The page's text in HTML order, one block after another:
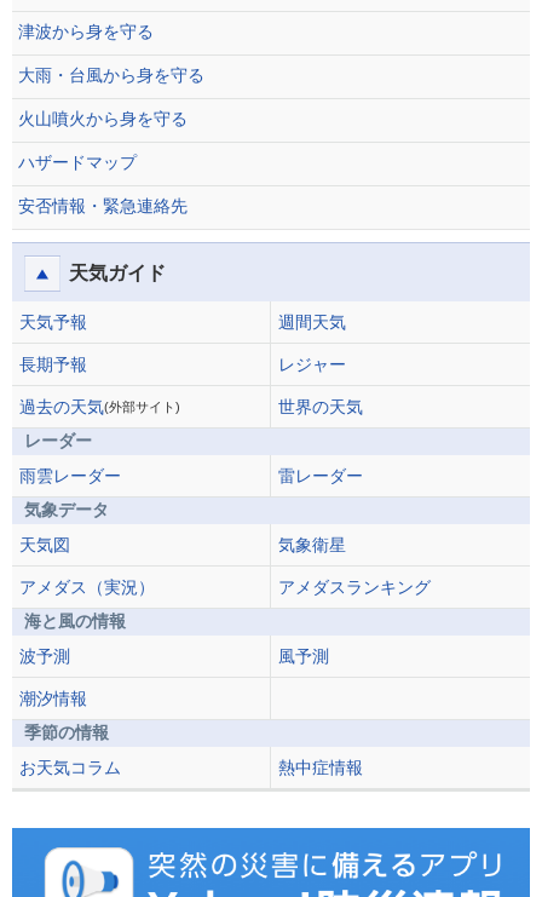
津波から身を守る
大雨・台風から身を守る
火山噴火から身を守る
ハザードマップ
安否情報・緊急連絡先
天気ガイド
天気予報 週間天気
長期予報 レジャー
過去の天気(外部サイト)
世界の天気
レーダー
雨雲レーダー
雷レーダー
気象データ
天気図
気象衛星
アメダス（実況）
アメダスランキング
海と風の情報
波予測
風予測
潮汐情報
季節の情報
お天気コラム
熱中症情報